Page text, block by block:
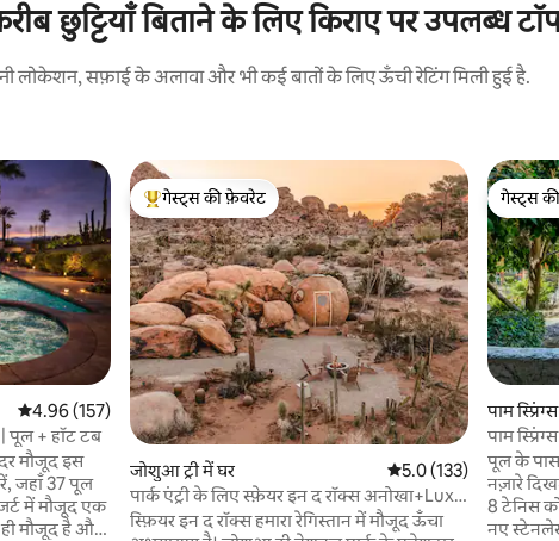
छुट्टियाँ बिताने के लिए किराए पर उपलब्ध
लोकेशन, सफ़ाई के अलावा और भी कई बातों के लिए ऊँची रेटिंग मिली हुई है.
औसत रेटिंग 5 में से 4.96, 157 समीक्षाएँ
4.96 (157)
| पूल + हॉट टब
मौजूद इस
जहाँ 37 पूल
में मौजूद एक
ही मौजूद है और
गेस्ट्स का टॉप फ़ेवरेट
गेस्ट्स की फ़ेवरेट
जोशुआ ट्री में घर औसत रेटिंग 5 में से 5.0,
5.0 (133)
पार्क एंट्री के लिए स्फ़ेयर इन द रॉक्स अनोखा+Luxe
2min
स्फ़ियर इन द रॉक्स हमारा रेगिस्तान में मौजूद ऊँचा
गेस्ट्स
गेस्ट्स
पाम
पाम
उठाएँ
पूल के पास
नज़ारे दिखते हैं
8 टेनिस
नए स्टेनलेस